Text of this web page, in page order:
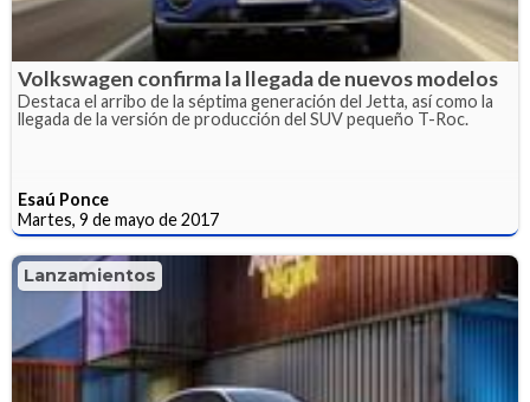
Volkswagen confirma la llegada de nuevos modelos
Destaca el arribo de la séptima generación del Jetta, así como la
llegada de la versión de producción del SUV pequeño T-Roc.
Esaú Ponce
Martes, 9 de mayo de 2017
Lanzamientos